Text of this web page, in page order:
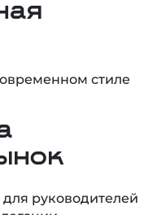
стиле
руководителей